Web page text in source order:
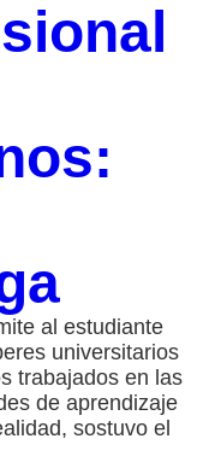
al estudiante
universitarios
trabajados en las
de aprendizaje
sostuvo el